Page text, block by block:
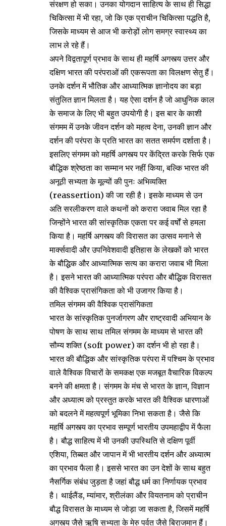
संरक्षण हो सका। उनका योगदान साहित्य के साथ ही सिद्धा
चिकित्सा में भी रहा, जो कि एक प्राचीन चिकित्सा पद्धति है,
जिसके माध्यम से आज भी करोड़ों लोग समग्र स्वास्थ्य का
लाभ ले रहे हैं।
अपने विद्वतापूर्ण प्रभाव के साथ ही महर्षि अगस्त्य उत्तर और
दक्षिण भारत की परंपराओं की एकरूपता का विलक्षण सेतु हैं।
उनके दर्शन में भौतिक और आध्यात्मिक ज्ञानोदय का बड़ा
संतुलित ज्ञान मिलता है। यह ऐसा दर्शन है जो आधुनिक काल
के समाज के लिए भी बहुत उपयोगी है। इस बार के काशी
संगमम में उनके जीवन दर्शन को महत्व देना, उनकी ज्ञान और
दर्शन की परंपरा के प्रति भारत का सतत समर्पण दर्शाता है।
इसलिए संगमम को महर्षि अगस्त्य पर केंद्रित करके सिर्फ एक
बौद्धिक श्रेष्ठता का सम्मान भर नहीं किया, बल्कि भारत की
अनूठी सभ्यता के मूल्यों की पुनः अभिव्यक्ति
(reassertion) की जा रही है। इसके माध्यम से उन
अति सरलीकरण वाले कथनों को करारा जवाब मिल रहा है
जिन्होंने भारत की सांस्कृतिक एकता पर कई वर्षों से हमला
किया है। महर्षि अगस्त्य की विरासत का उत्सव मनाने से
मार्क्सवादी और उपनिवेशवादी इतिहास के लेखकों को भारत
के बौद्धिक और आध्यात्मिक सत्य का करारा जवाब भी मिला
है। इसने भारत की आध्यात्मिक परंपरा और बौद्धिक विरासत
की वैश्विक प्रासंगिकता को भी उजागर किया है।
तमिल संगमम की वैश्विक प्रासंगिकता
भारत के सांस्कृतिक पुनर्जागरण और राष्ट्रवादी अभियान के
पोषण के साथ साथ तमिल संगमम के माध्यम से भारत की
सौम्य शक्ति (soft power) का दर्शन भी हो रहा है।
भारत की बौद्धिक और सांस्कृतिक परंपरा में पश्चिम के प्रभाव
वाले वैश्विक विचारों के समकक्ष एक मजबूत वैचारिक विकल्प
बनने की क्षमता है। संगमम के मंच से भारत के ज्ञान, विज्ञान
और अध्यात्म को प्रस्तुत करके भारत की वैश्विक धारणाओं
को बदलने में महत्वपूर्ण भूमिका निभा सकता है। जैसे कि
महर्षि अगस्त्य का प्रभाव सम्पूर्ण भारतीय उपमहाद्वीप में फैला
है। बौद्ध साहित्य में भी उनकी उपस्थिति से दक्षिण पूर्वी
एशिया, तिब्बत और जापान में भी भारतीय दर्शन और अध्यात्म
का प्रभाव फैला है। इससे भारत का उन देशों के साथ बहुत
नैसर्गिक संबंध जुड़ता है जहां बौद्ध धर्म का निर्णायक प्रभाव
है। थाईलैंड, म्यांमार, श्रीलंका और वियतनाम को प्राचीन
बौद्ध विरासत के माध्यम से जोड़ा जा सकता है, जिसमें महर्षि
अगस्त्य जैसे ऋषि सभ्यता के मेरु पर्वत जैसे बिराजमान हैं।